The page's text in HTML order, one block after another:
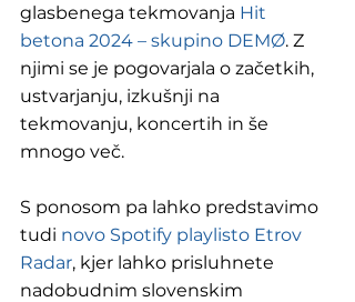
glasbenega tekmovanja Hit
betona 2024 – skupino DEMØ. Z
njimi se je pogovarjala o začetkih,
ustvarjanju, izkušnji na
tekmovanju, koncertih in še
mnogo več.
S ponosom pa lahko predstavimo
tudi novo Spotify playlisto Etrov
Radar, kjer lahko prisluhnete
nadobudnim slovenskim